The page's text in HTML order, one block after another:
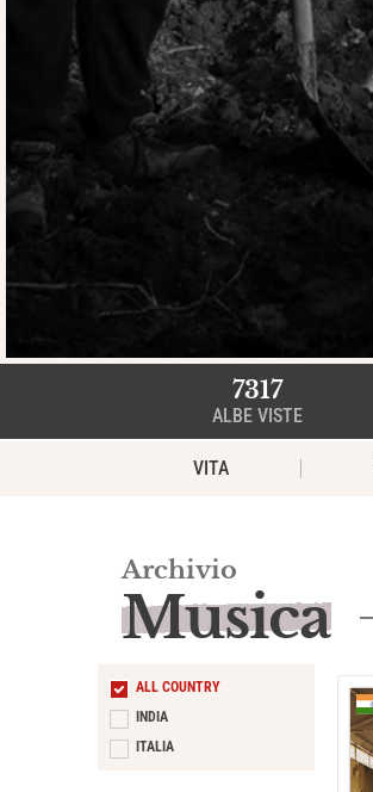
7317
ALBE VISTE
VITA
Archivio
Musica
ALL COUNTRY
INDIA
ITALIA